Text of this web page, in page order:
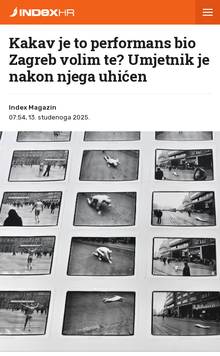
Kakav je to performans bio
Zagreb volim te? Umjetnik je
nakon njega uhićen
Index Magazin
07:54, 13. studenoga 2025.